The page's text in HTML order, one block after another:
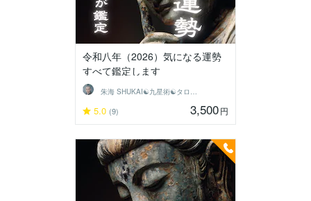
令和八年（2026）気になる運勢
すべて鑑定します
朱海 SHUKAI☯九星術☯タロット和尚
5.0 (9) 3,500円